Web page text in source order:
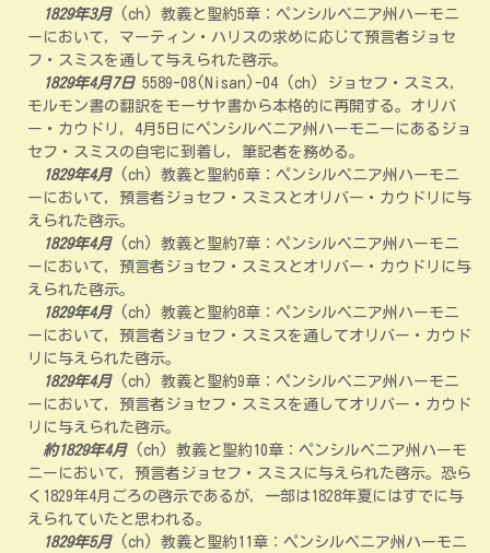
1829年3月 (ch) 教義と聖約5章：ペンシルベニア州ハーモニ
ーにおいて，マーティン・ハリスの求めに応じて預言者ジョセ
フ・スミスを通して与えられた啓示。
1829年4月7日 5589-08(Nisan)-04 (ch) ジョセフ・スミス，
モルモン書の翻訳をモーサヤ書から本格的に再開する。オリバ
ー・カウドリ，4月5日にペンシルベニア州ハーモニーにあるジョ
セフ・スミスの自宅に到着し，筆記者を務める。
1829年4月 (ch) 教義と聖約6章：ペンシルベニア州ハーモニ
ーにおいて，預言者ジョセフ・スミスとオリバー・カウドリに与
えられた啓示。
1829年4月 (ch) 教義と聖約7章：ペンシルベニア州ハーモニ
ーにおいて，預言者ジョセフ・スミスとオリバー・カウドリに与
えられた啓示。
1829年4月 (ch) 教義と聖約8章：ペンシルベニア州ハーモニ
ーにおいて，預言者ジョセフ・スミスを通してオリバー・カウド
リに与えられた啓示。
1829年4月 (ch) 教義と聖約9章：ペンシルベニア州ハーモニ
ーにおいて，預言者ジョセフ・スミスを通してオリバー・カウド
リに与えられた啓示。
約1829年4月 (ch) 教義と聖約10章：ペンシルベニア州ハーモ
ニーにおいて，預言者ジョセフ・スミスに与えられた啓示。恐ら
く1829年4月ごろの啓示であるが，一部は1828年夏にはすでに与
えられていたと思われる。
1829年5月 (ch) 教義と聖約11章：ペンシルベニア州ハーモニ